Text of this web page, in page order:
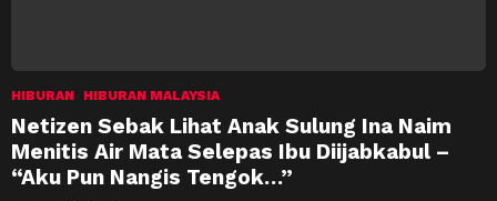
HIBURAN HIBURAN MALAYSIA
Netizen Sebak Lihat Anak Sulung Ina Naim
Menitis Air Mata Selepas Ibu Diijabkabul –
“Aku Pun Nangis Tengok…”